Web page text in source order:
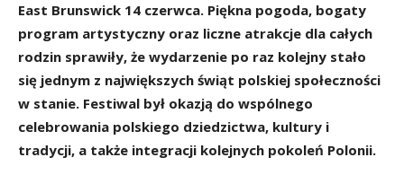
East Brunswick 14 czerwca. Piękna pogoda, bogaty
program artystyczny oraz liczne atrakcje dla całych
rodzin sprawiły, że wydarzenie po raz kolejny stało
się jednym z największych świąt polskiej społeczności
w stanie. Festiwal był okazją do wspólnego
celebrowania polskiego dziedzictwa, kultury i
tradycji, a także integracji kolejnych pokoleń Polonii.